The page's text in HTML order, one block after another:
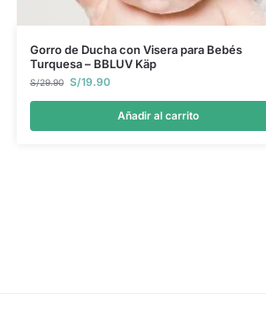
Gorro de Ducha con Visera para Bebés
Turquesa – BBLUV Käp
S/29.90 S/19.90
Añadir al carrito